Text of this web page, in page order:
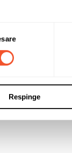
Respinge
215/60
08/2026